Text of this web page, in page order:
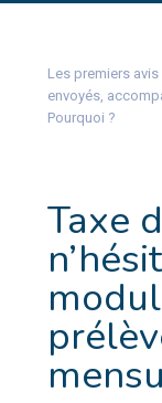
Les premiers
envoyés,
Pourquoi ?
Taxe